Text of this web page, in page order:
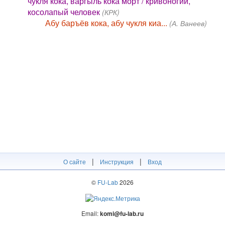
косолапый человек (КРК)
Абу баръёв кока, абу чукля киа... (А. Ванеев)
О сайте | Инструкция | Вход
© FU-Lab2026
Email:komi@fu-lab.ru